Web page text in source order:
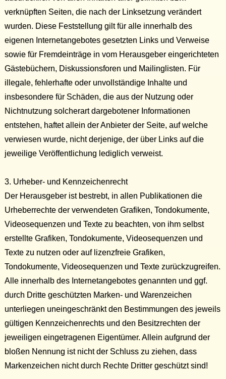
verknüpften Seiten, die nach der Linksetzung verändert
wurden. Diese Feststellung gilt für alle innerhalb des
eigenen Internetangebotes gesetzten Links und Verweise
sowie für Fremdeinträge in vom Herausgeber eingerichteten
Gästebüchern, Diskus­sionsforen und Mailinglisten. Für
illegale, fehlerhafte oder unvollständige Inhalte und
insbesondere für Schäden, die aus der Nutzung oder
Nichtnutzung solcherart dargebotener Informationen
entstehen, haftet allein der Anbieter der Seite, auf welche
verwiesen wurde, nicht derjenige, der über Links auf die
jeweilige Veröffentlichung lediglich verweist.
3. Urheber- und Kennzeichenrecht
Der Herausgeber ist bestrebt, in allen Publikationen die
Urheberrechte der verwendeten Grafiken, Tondokumente,
Videosequenzen und Texte zu beachten, von ihm selbst
erstellte Grafiken, Ton­dokumente, Videosequenzen und
Texte zu nutzen oder auf lizenzfreie Grafiken,
Tondokumente, Videosequenzen und Texte zurückzugreifen.
Alle innerhalb des Internetangebotes genannten und ggf.
durch Dritte geschützten Marken- und Warenzeichen
unterliegen uneingeschränkt den Bestimmungen des jeweils
gültigen Kennzeichenrechts und den Besitzrechten der
jeweiligen eingetragenen Eigen­tümer. Allein aufgrund der
bloßen Nennung ist nicht der Schluss zu ziehen, dass
Markenzeichen nicht durch Rechte Dritter geschützt sind!